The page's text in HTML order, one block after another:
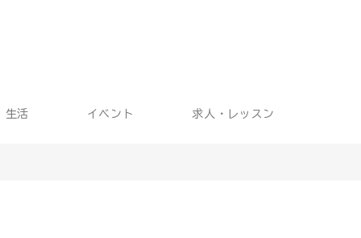
生活 イベント 求人・レッスン